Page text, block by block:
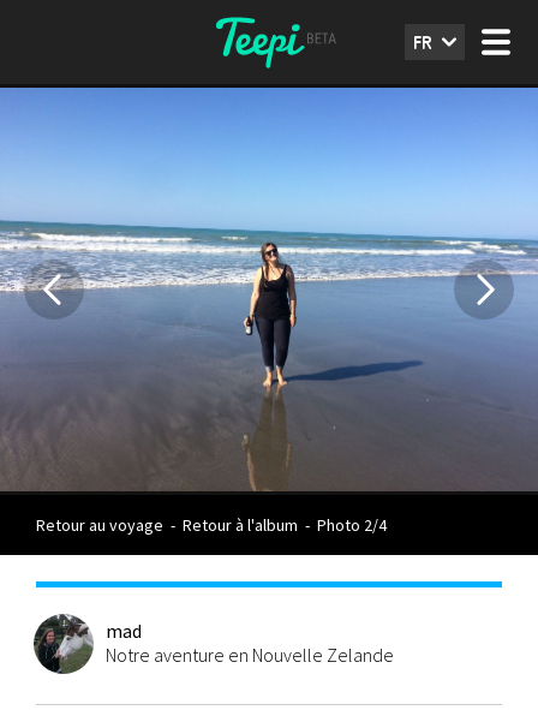
FR
Retour au voyage - Retour à l'album - Photo 2/4
mad
Notre aventure en Nouvelle Zelande